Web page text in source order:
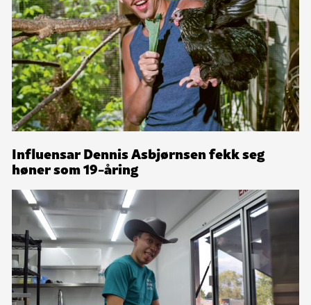
Influensar Dennis Asbjørnsen fekk seg
høner som 19-åring